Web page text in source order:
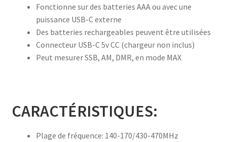
Fonctionne sur des batteries AAA ou avec une
puissance USB-C externe
Des batteries rechargeables peuvent être utilisées
Connecteur USB-C 5v CC (chargeur non inclus)
Peut mesurer SSB, AM, DMR, en mode MAX
CARACTÉRISTIQUES:
Plage de fréquence: 140-170/430-470MHz